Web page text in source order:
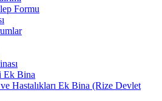
Formu
Ek Bina
ve Hastalıkları Ek Bina (Rize Devlet